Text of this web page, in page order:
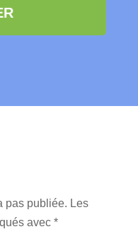
pas publiée. Les
avec *